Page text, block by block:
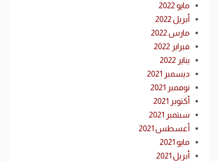
مايو 2022
أبريل 2022
مارس 2022
فبراير 2022
يناير 2022
ديسمبر 2021
نوفمبر 2021
أكتوبر 2021
سبتمبر 2021
أغسطس 2021
مايو 2021
أبريل 2021